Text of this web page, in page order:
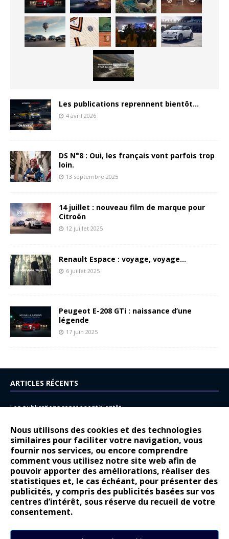
Nous utilisons des cookies et des technologies
similaires pour faciliter votre navigation, vous
fournir nos services, ou encore comprendre
comment vous utilisez notre site web afin de
pouvoir apporter des améliorations, réaliser des
statistiques et, le cas échéant, pour présenter des
publicités, y compris des publicités basées sur vos
centres d’intérêt, sous réserve du recueil de votre
consentement.
Les publications reprennent bientôt…
4 avril 2026
DS N°8 : Oui, les français vont parfois trop
loin.
13 septembre 2025
14 juillet : nouveau film de marque pour
Citroën
12 juillet 2025
Renault Espace : voyage, voyage…
6 juillet 2025
Peugeot E-208 GTi : naissance d’une
légende
17 juin 2025
ARTICLES RÉCENTS
Les publications reprennent bientôt…
14 juillet : nouveau film de marque pour Citroën
Renault Espace : voyage, voyage…
Peugeot E-208 GTi : naissance d’une légende
COMMENTAIRES RÉCENTS
Bernard Dardartdans
Gilly